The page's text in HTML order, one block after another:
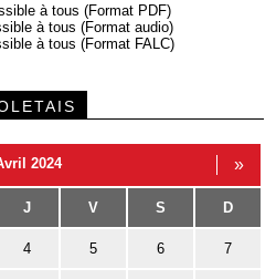
à tous (Format PDF)
à tous (Format audio)
à tous (Format FALC)
2024 »
J V S D
4 5 6 7